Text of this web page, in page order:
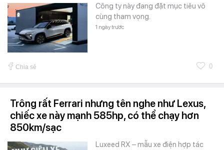
Công ty này đang đặt mục tiêu vô
cùng tham vọng.
1 ngày trước
Chia sẻ 0
Trông rất Ferrari nhưng tên nghe như Lexus,
chiếc xe này mạnh 585hp, có thể chạy hơn
850km/sạc
Luxeed RX – mẫu xe điện hợp tác